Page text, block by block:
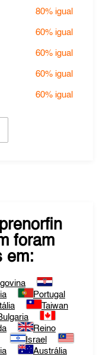
80% igual
60% igual
60% igual
60% igual
60% igual
foram
em:
Portugal
Taiwan
Reino
Israel
Austrália